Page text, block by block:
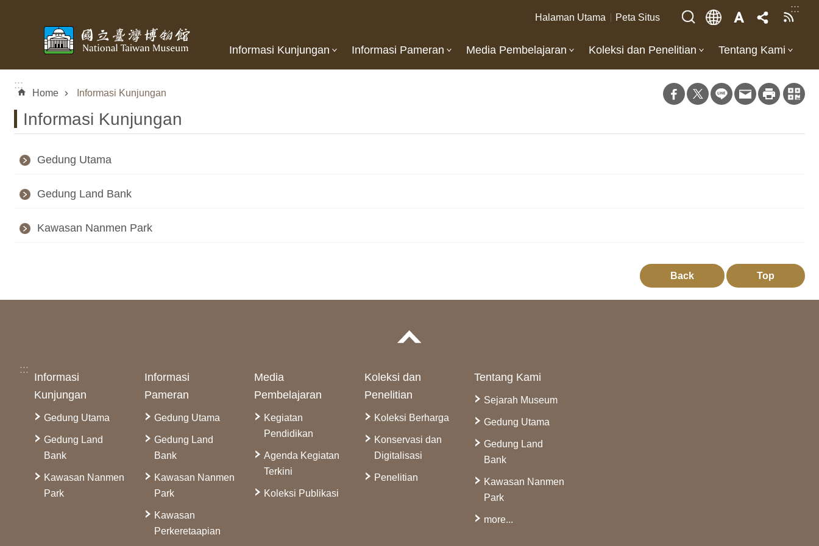
:::
Halaman Utama Peta Situs
Informasi Kunjungan Informasi Pameran Media Pembelajaran Koleksi dan Penelitian Tentang Kami
:::
Home Informasi Kunjungan
Informasi Kunjungan
Gedung Utama
Gedung Land Bank
Kawasan Nanmen Park
Back Top
:::
Informasi
Kunjungan
Gedung Utama
Gedung Land
Bank
Kawasan Nanmen
Park
Informasi
Pameran
Gedung Utama
Gedung Land
Bank
Kawasan Nanmen
Park
Kawasan
Perkeretaapian
Media
Pembelajaran
Kegiatan
Pendidikan
Agenda Kegiatan
Terkini
Koleksi Publikasi
Koleksi dan
Penelitian
Koleksi Berharga
Konservasi dan
Digitalisasi
Penelitian
Tentang Kami
Sejarah Museum
Gedung Utama
Gedung Land
Bank
Kawasan Nanmen
Park
more...